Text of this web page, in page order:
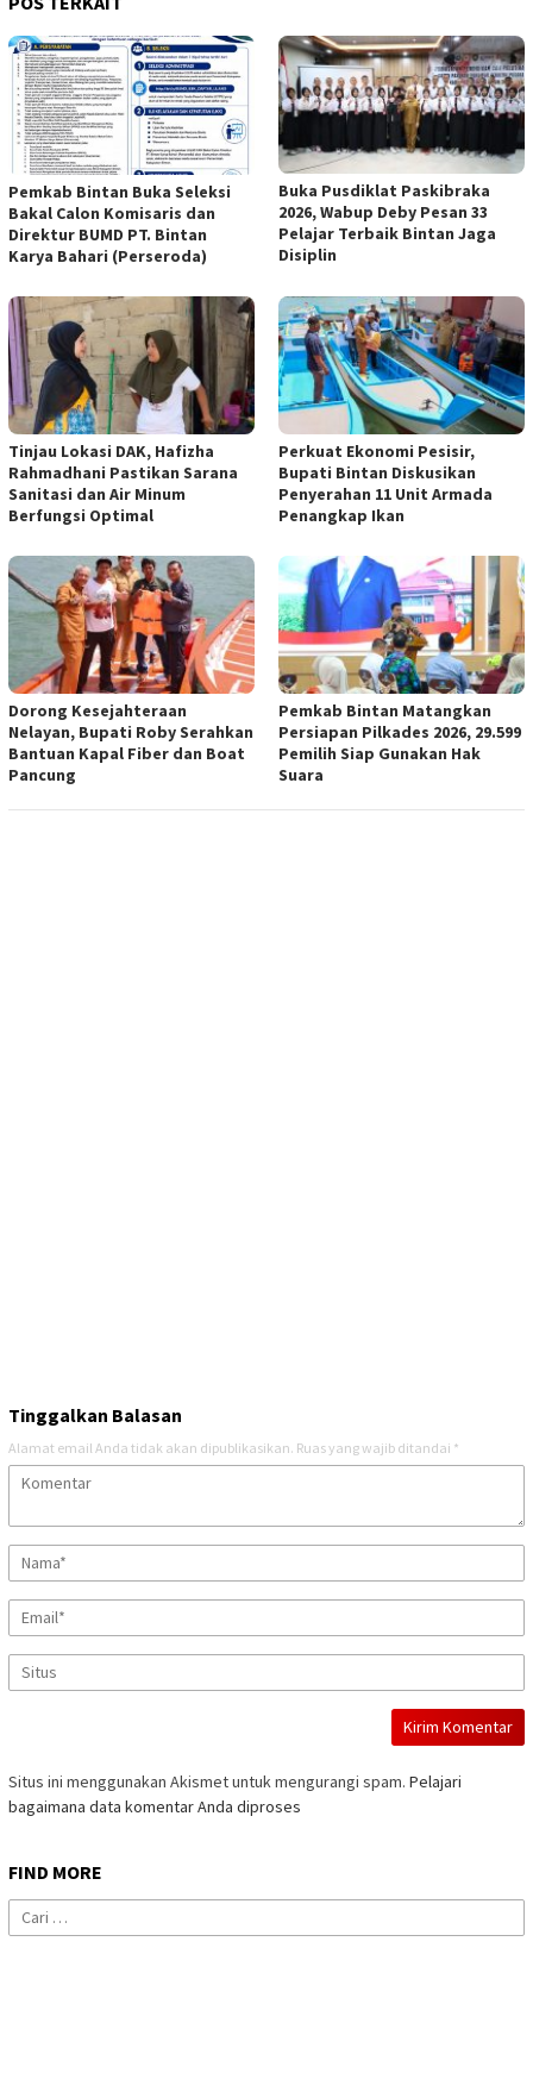
Pemkab Bintan Buka Seleksi
Bakal Calon Komisaris dan
Direktur BUMD PT. Bintan
Karya Bahari (Perseroda)
Buka Pusdiklat Paskibraka
2026, Wabup Deby Pesan 33
Pelajar Terbaik Bintan Jaga
Disiplin
Tinjau Lokasi DAK, Hafizha
Rahmadhani Pastikan Sarana
Sanitasi dan Air Minum
Berfungsi Optimal
Perkuat Ekonomi Pesisir,
Bupati Bintan Diskusikan
Penyerahan 11 Unit Armada
Penangkap Ikan
Dorong Kesejahteraan
Nelayan, Bupati Roby Serahkan
Bantuan Kapal Fiber dan Boat
Pancung
Pemkab Bintan Matangkan
Persiapan Pilkades 2026, 29.599
Pemilih Siap Gunakan Hak
Suara
Tinggalkan Balasan
Alamat email Anda tidak akan dipublikasikan. Ruas yang wajib ditandai *
Situs ini menggunakan Akismet untuk mengurangi spam. Pelajari
bagaimana data komentar Anda diproses
FIND MORE
Cari
untuk: